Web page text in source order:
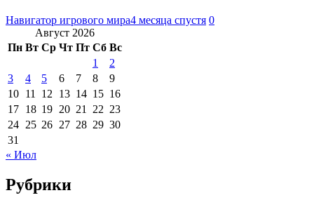
Навигатор игрового мира4 месяца спустя 0
Август 2026
Пн Вт Ср Чт Пт Сб Вс
1
2
3
4 5 6 7 8
9
10 11 12 13 14 15 16
17 18 19 20 21 22 23
24 25 26 27 28 29 30
31
« Июл
Рубрики